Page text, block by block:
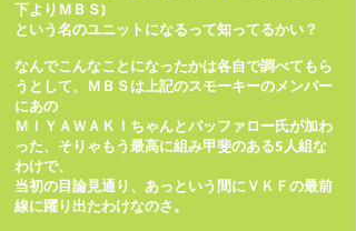
下よりＭＢＳ)
という名のユニットになるって知ってるかい？
なんでこんなことになったかは各自で調べてもら
うとして、ＭＢＳは上記のスモーキーのメンバー
にあの
ＭＩＹＡＷＡＫＩちゃんとバッファロー氏が加わ
った、そりゃもう最高に組み甲斐のある5人組な
わけで、
当初の目論見通り、あっという間にＶＫＦの最前
線に躍り出たわけなのさ。